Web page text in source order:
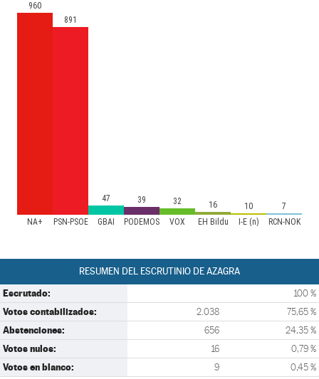
NA+ PSN-PSOE GBAI PODEMOS VOX EH Bildu I-E (n) RCN-NOK
960
891
47 39 32 16 10 7
RESUMEN DEL ESCRUTINIO DE AZAGRA
Escrutado: 100 %
Votos contabilizados: 2.038 75,65 %
Abstenciones: 656 24,35 %
Votos nulos: 16 0,79 %
Votos en blanco: 9 0,45 %